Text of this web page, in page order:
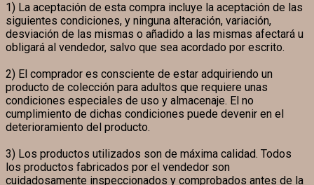
1) La aceptación de esta compra incluye la aceptación de las
siguientes condiciones, y ninguna alteración, variación,
desviación de las mismas o añadido a las mismas afectará u
obligará al vendedor, salvo que sea acordado por escrito.
2) El comprador es consciente de estar adquiriendo un
producto de colección para adultos que requiere unas
condiciones especiales de uso y almacenaje. El no
cumplimiento de dichas condiciones puede devenir en el
deterioramiento del producto.
3) Los productos utilizados son de máxima calidad. Todos
los productos fabricados por el vendedor son
cuidadosamente inspeccionados y comprobados antes de la